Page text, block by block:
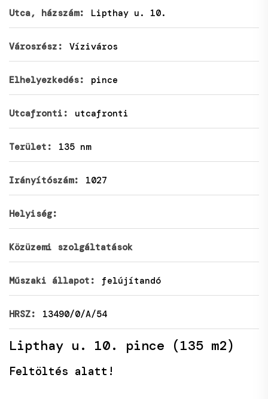
Utca, házszám: Lipthay u. 10.
Városrész: Víziváros
Elhelyezkedés: pince
Utcafronti: utcafronti
Terület: 135 nm
Irányítószám: 1027
Helyiség:
Közüzemi szolgáltatások
Műszaki állapot: felújítandó
HRSZ: 13490/0/A/54
Lipthay u. 10. pince (135 m2)
Feltöltés alatt!